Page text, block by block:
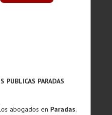
PUBLICAS PARADAS
abogados en Paradas.